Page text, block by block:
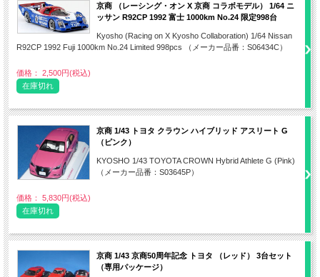
京商 （レーシング・オン X 京商 コラボモデル） 1/64 ニ
ッサン R92CP 1992 富士 1000km No.24 限定998台
Kyosho (Racing on X Kyosho Collaboration) 1/64 Nissan
R92CP 1992 Fuji 1000km No.24 Limited 998pcs （メーカー品番：S06434C）
価格： 2,500円(税込)
在庫切れ
京商 1/43 トヨタ クラウン ハイブリッド アスリート G
（ピンク）
KYOSHO 1/43 TOYOTA CROWN Hybrid Athlete G (Pink)
（メーカー品番：S03645P）
価格： 5,830円(税込)
在庫切れ
京商 1/43 京商50周年記念 トヨタ （レッド） 3台セット
（専用パッケージ）